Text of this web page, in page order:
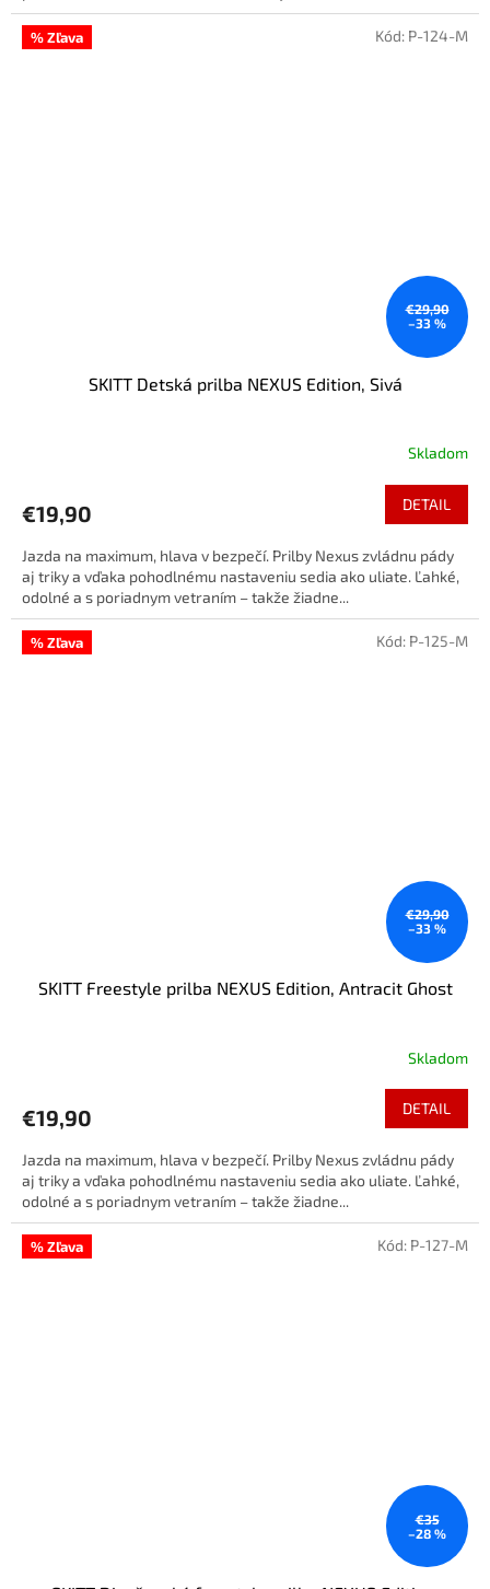
% Zľava
€29,90
–33 %
SKITT Detská prilba NEXUS Edition, Sivá
Skladom
€19,90 DETAIL
Jazda na maximum, hlava v bezpečí. Prilby Nexus zvládnu pády
aj triky a vďaka pohodlnému nastaveniu sedia ako uliate. Ľahké,
odolné a s poriadnym vetraním – takže žiadne...
Kód: P-124-M
% Zľava
€29,90
–33 %
SKITT Freestyle prilba NEXUS Edition, Antracit Ghost
Skladom
€19,90 DETAIL
Jazda na maximum, hlava v bezpečí. Prilby Nexus zvládnu pády
aj triky a vďaka pohodlnému nastaveniu sedia ako uliate. Ľahké,
odolné a s poriadnym vetraním – takže žiadne...
Kód: P-125-M
% Zľava
€35
–28 %
Kód: P-127-M